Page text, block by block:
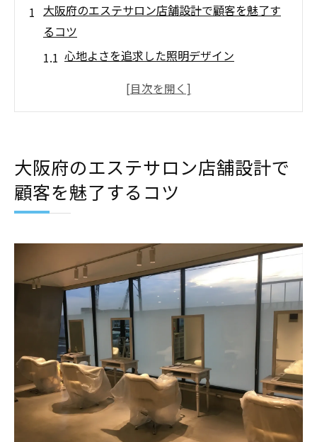
大阪府のエステサロン店舗設計で顧客を魅了す
るコツ
心地よさを追求した照明デザイン
癒しの音響環境でリラックス効果を高める
自然素材を用いたエレガントなインテリア
心地よい店舗設計でエステサロンのリピーター
リピーターを呼び込む柔らかな色彩設計
定期的なインテリアのアップデート方法
顧客の意見を反映した空間改善
細部にまでこだわったサービスエリアのデ
ザイン
リラックスを促すアロマ環境の設計
快適な待合スペースの作り方
大阪府の特徴を活かしたエステサロンの店舗設
計ポイント
大阪府のエステサロン店舗設計で
顧客を魅了するコツ